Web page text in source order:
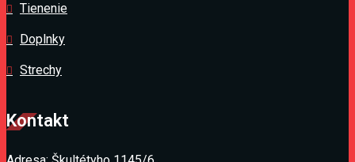
Tienenie
Doplnky
Strechy
Kontakt